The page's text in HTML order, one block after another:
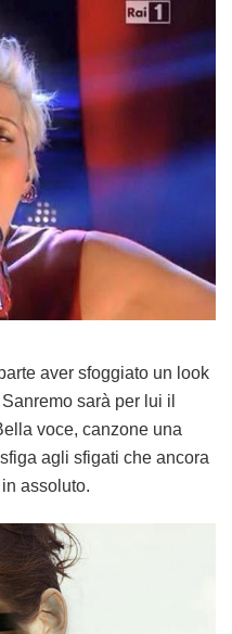
aver sfoggiato un look
sarà per lui il
voce, canzone una
agli sfigati che ancora
assoluto.